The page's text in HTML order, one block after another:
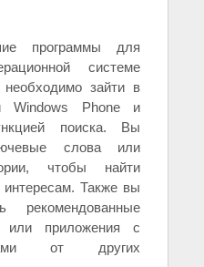
программы для
системе
зайти в
Windows Phone и
поиска. Вы
слова или
чтобы найти
Также вы
рекомендованные
или приложения с
от других